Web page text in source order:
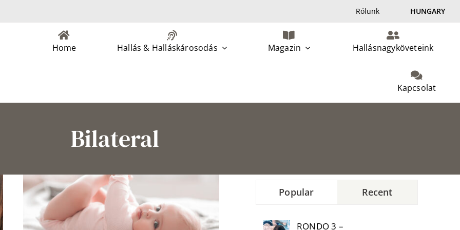
Rólunk HUNGARY
Home Hallás & Halláskárosodás Magazin Hallásnagyköveteink
Kapcsolat
Bilateral
Popular Recent
RONDO 3 –